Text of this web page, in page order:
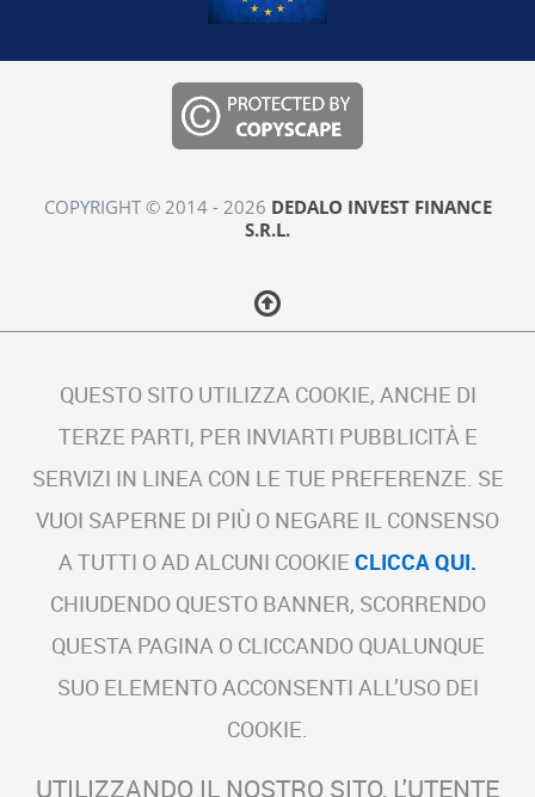
COPYRIGHT © 2014 - 2026 DEDALO INVEST FINANCE
S.R.L.
QUESTO SITO UTILIZZA COOKIE, ANCHE DI
TERZE PARTI, PER INVIARTI PUBBLICITÀ E
SERVIZI IN LINEA CON LE TUE PREFERENZE. SE
VUOI SAPERNE DI PIÙ O NEGARE IL CONSENSO
A TUTTI O AD ALCUNI COOKIE CLICCA QUI.
CHIUDENDO QUESTO BANNER, SCORRENDO
QUESTA PAGINA O CLICCANDO QUALUNQUE
SUO ELEMENTO ACCONSENTI ALL’USO DEI
COOKIE.
UTILIZZANDO IL NOSTRO SITO, L'UTENTE